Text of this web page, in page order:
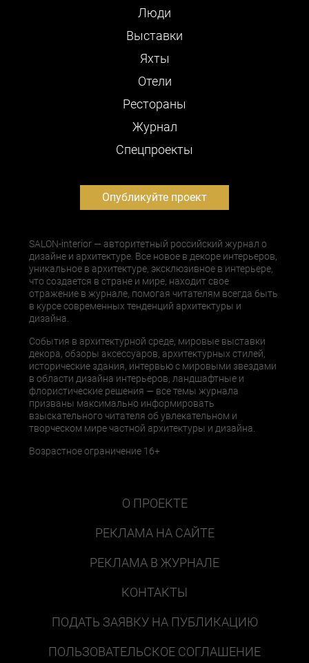
Люди
Выставки
Яхты
Отели
Рестораны
Журнал
Cпецпроекты
Опубликуйте проект
SALON-interior — авторитетный российский журнал о
дизайне и архитектуре. Все новое в декоре интерьеров,
уникальное в архитектуре, эксклюзивное в интерьере,
что создается в стране и мире, находит свое
отражение в журнале, помогая читателям всегда быть
в курсе современных тенденций архитектуры и
дизайна.
События в архитектурной среде, мировые выставки
декора, обзоры аксессуаров, архитектурных стилей,
исторические здания, интервью с мировыми звездами
в области дизайна интерьеров, ландшафтные и
флористические решения — все темы журнала
призваны максимально информировать
взыскательного читателя об увлекательном и
творческом мире частной архитектуры и дизайна.
Возрастное ограничение 16+
О ПРОЕКТЕ
РЕКЛАМА НА САЙТЕ
РЕКЛАМА В ЖУРНАЛЕ
КОНТАКТЫ
ПОДАТЬ ЗАЯВКУ НА ПУБЛИКАЦИЮ
ПОЛЬЗОВАТЕЛЬСКОЕ СОГЛАШЕНИЕ